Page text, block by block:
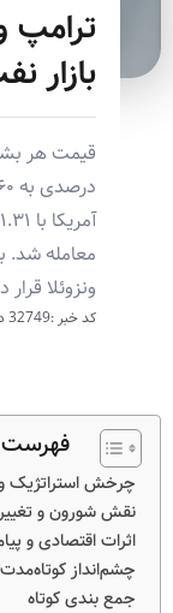
بازار
معامله شد.
ونزوئلا قرار
کد خبر :32749
چرخش استراتژیک و
نقش شورون و
اثرات اقتصادی و
چشم‌انداز
جمع بندی کوتاه